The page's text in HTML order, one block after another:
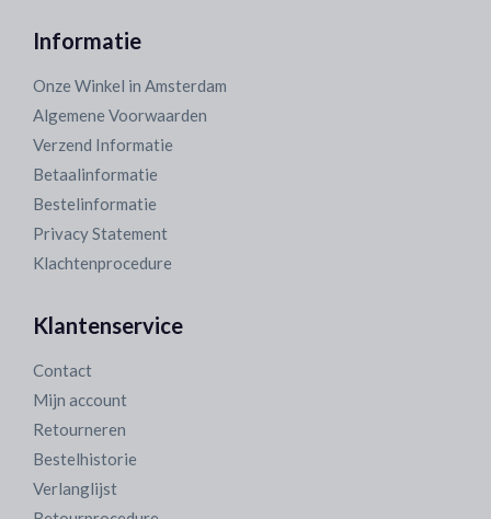
Informatie
Onze Winkel in Amsterdam
Algemene Voorwaarden
Verzend Informatie
Betaalinformatie
Bestelinformatie
Privacy Statement
Klachtenprocedure
Klantenservice
Contact
Mijn account
Retourneren
Bestelhistorie
Verlanglijst